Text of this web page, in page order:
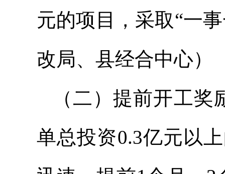
元的项目，采取“一
改局、县经合中心）
（二）提前开工
单总投资0.3亿元以